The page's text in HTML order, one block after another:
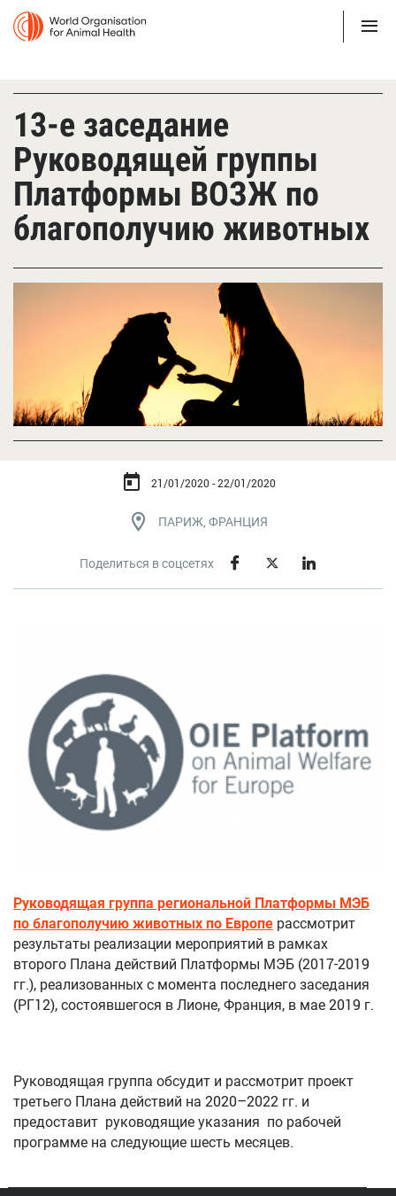
13-е заседание
Руководящей группы
Платформы ВОЗЖ по
благополучию животных
21/01/2020 - 22/01/2020
ПАРИЖ, ФРАНЦИЯ
Поделиться в соцсетях
Руководящая группа региональной Платформы МЭБ
по благополучию животных по Европе рассмотрит
результаты реализации мероприятий в рамках
второго Плана действий Платформы МЭБ (2017-2019
гг.), реализованных с момента последнего заседания
(РГ12), состоявшегося в Лионе, Франция, в мае 2019 г.
Руководящая группа обсудит и рассмотрит проект
третьего Плана действий на 2020–2022 гг. и
предоставит руководящие указания по рабочей
программе на следующие шесть месяцев.